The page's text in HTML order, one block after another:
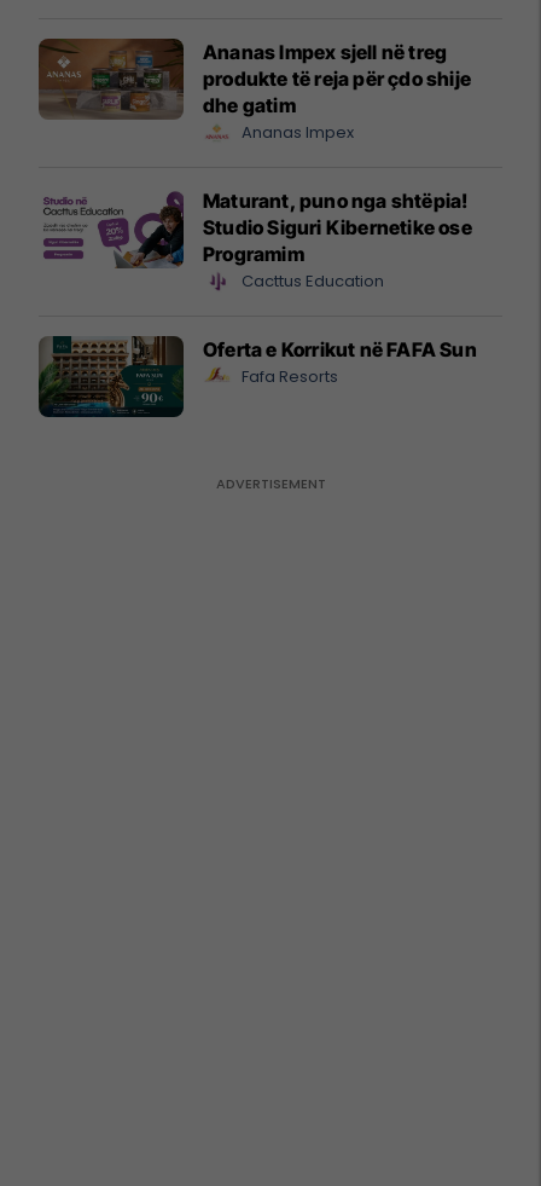
Ananas Impex sjell në treg
produkte të reja për çdo shije
dhe gatim
Ananas Impex
Maturant, puno nga shtëpia!
Studio Siguri Kibernetike ose
Programim
Cacttus Education
Oferta e Korrikut në FAFA Sun
Fafa Resorts